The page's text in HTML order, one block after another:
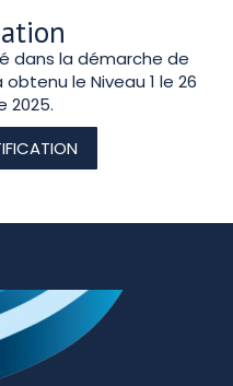
dans la démarche de
le Niveau 1 le 26
2025.